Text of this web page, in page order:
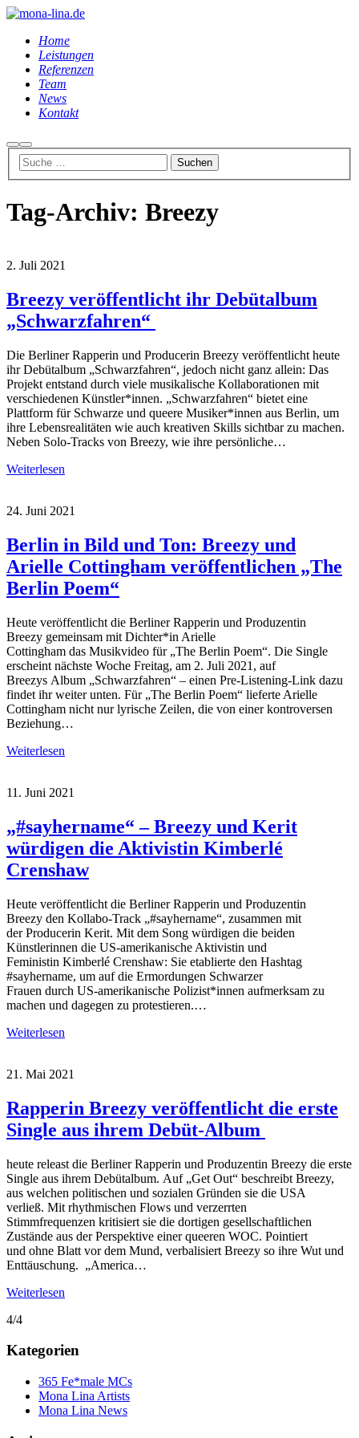
Home
Leistungen
Referenzen
Team
News
Kontakt
Suchen
Hauptmenü
Tag-Archiv: Breezy
2. Juli 2021
Breezy veröffentlicht ihr Debütalbum
„Schwarzfahren“
Die Berliner Rapperin und Producerin Breezy veröffentlicht heute
ihr Debütalbum „Schwarzfahren“, jedoch nicht ganz allein: Das
Projekt entstand durch viele musikalische Kollaborationen mit
verschiedenen Künstler*innen. „Schwarzfahren“ bietet eine
Plattform für Schwarze und queere Musiker*innen aus Berlin, um
ihre Lebensrealitäten wie auch kreativen Skills sichtbar zu machen.
Neben Solo-Tracks von Breezy, wie ihre persönliche…
Weiterlesen
24. Juni 2021
Berlin in Bild und Ton: Breezy und
Arielle Cottingham veröffentlichen „The
Berlin Poem“
Heute veröffentlicht die Berliner Rapperin und Produzentin
Breezy gemeinsam mit Dichter*in Arielle
Cottingham das Musikvideo für „The Berlin Poem“. Die Single
erscheint nächste Woche Freitag, am 2. Juli 2021, auf
Breezys Album „Schwarzfahren“ – einen Pre-Listening-Link dazu
findet ihr weiter unten. Für „The Berlin Poem“ lieferte Arielle
Cottingham nicht nur lyrische Zeilen, die von einer kontroversen
Beziehung…
Weiterlesen
11. Juni 2021
„#sayhername“ – Breezy und Kerit
würdigen die Aktivistin Kimberlé
Crenshaw
Heute veröffentlicht die Berliner Rapperin und Produzentin
Breezy den Kollabo-Track „#sayhername“, zusammen mit
der Producerin Kerit. Mit dem Song würdigen die beiden
Künstlerinnen die US-amerikanische Aktivistin und
Feministin Kimberlé Crenshaw: Sie etablierte den Hashtag
#sayhername, um auf die Ermordungen Schwarzer
Frauen durch US-amerikanische Polizist*innen aufmerksam zu
machen und dagegen zu protestieren.…
Weiterlesen
21. Mai 2021
Rapperin Breezy veröffentlicht die erste
Single aus ihrem Debüt-Album
heute releast die Berliner Rapperin und Produzentin Breezy die erste
Single aus ihrem Debütalbum. Auf „Get Out“ beschreibt Breezy,
aus welchen politischen und sozialen Gründen sie die USA
verließ. Mit rhythmischen Flows und verzerrten
Stimmfrequenzen kritisiert sie die dortigen gesellschaftlichen
Zustände aus der Perspektive einer queeren WOC. Pointiert
und ohne Blatt vor dem Mund, verbalisiert Breezy so ihre Wut und
Enttäuschung. „America…
Weiterlesen
4/4
Kategorien
365 Fe*male MCs
Mona Lina Artists
Mona Lina News